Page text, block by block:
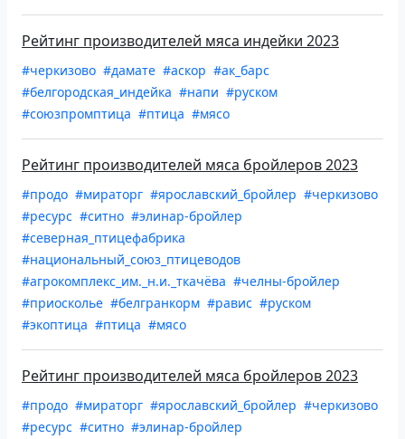
Рейтинг производителей мяса индейки 2023
#черкизово #дамате #аскор #ак_барс
#белгородская_индейка #напи #руском
#союзпромптица #птица #мясо
Рейтинг производителей мяса бройлеров 2023
#продо #мираторг #ярославский_бройлер #черкизово
#ресурс #ситно #элинар-бройлер
#северная_птицефабрика
#национальный_союз_птицеводов
#агрокомплекс_им._н.и._ткачёва #челны-бройлер
#приосколье #белгранкорм #равис #руском
#экоптица #птица #мясо
Рейтинг производителей мяса бройлеров 2023
#продо #мираторг #ярославский_бройлер #черкизово
#ресурс #ситно #элинар-бройлер